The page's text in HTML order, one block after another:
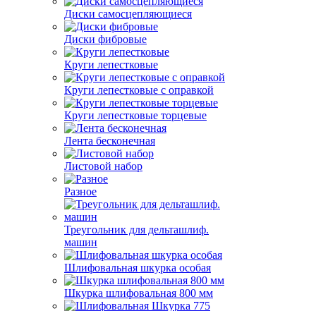
Диски самосцепляющиеся
Диски фибровые
Круги лепестковые
Круги лепестковые с оправкой
Круги лепестковые торцевые
Лента бесконечная
Листовой набор
Разное
Треугольник для дельташлиф.
машин
Шлифовальная шкурка особая
Шкурка шлифовальная 800 мм